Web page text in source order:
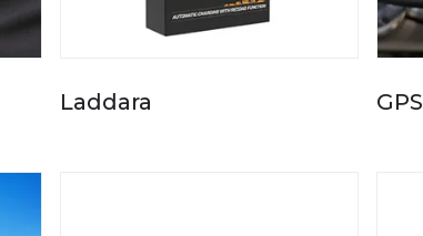
Laddara GPS